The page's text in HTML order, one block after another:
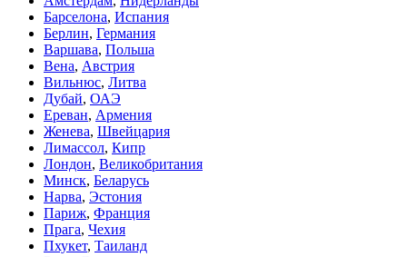
Барселона, Испания
Берлин, Германия
Варшава, Польша
Вена, Австрия
Вильнюс, Литва
Дубай, ОАЭ
Ереван, Армения
Женева, Швейцария
Лимассол, Кипр
Лондон, Великобритания
Минск, Беларусь
Нарва, Эстония
Париж, Франция
Прага, Чехия
Пхукет, Таиланд